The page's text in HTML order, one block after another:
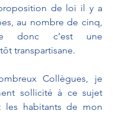
de loi il y a
au nombre de cinq,
donc c’est une
transpartisane.
Collègues, je
sollicité à ce sujet
les habitants de mon